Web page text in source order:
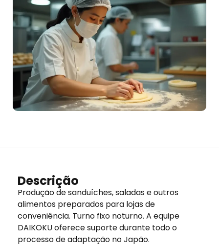
Descrição
Produção de sanduíches, saladas e outros
alimentos preparados para lojas de
conveniência. Turno fixo noturno. A equipe
DAIKOKU oferece suporte durante todo o
processo de adaptação no Japão.